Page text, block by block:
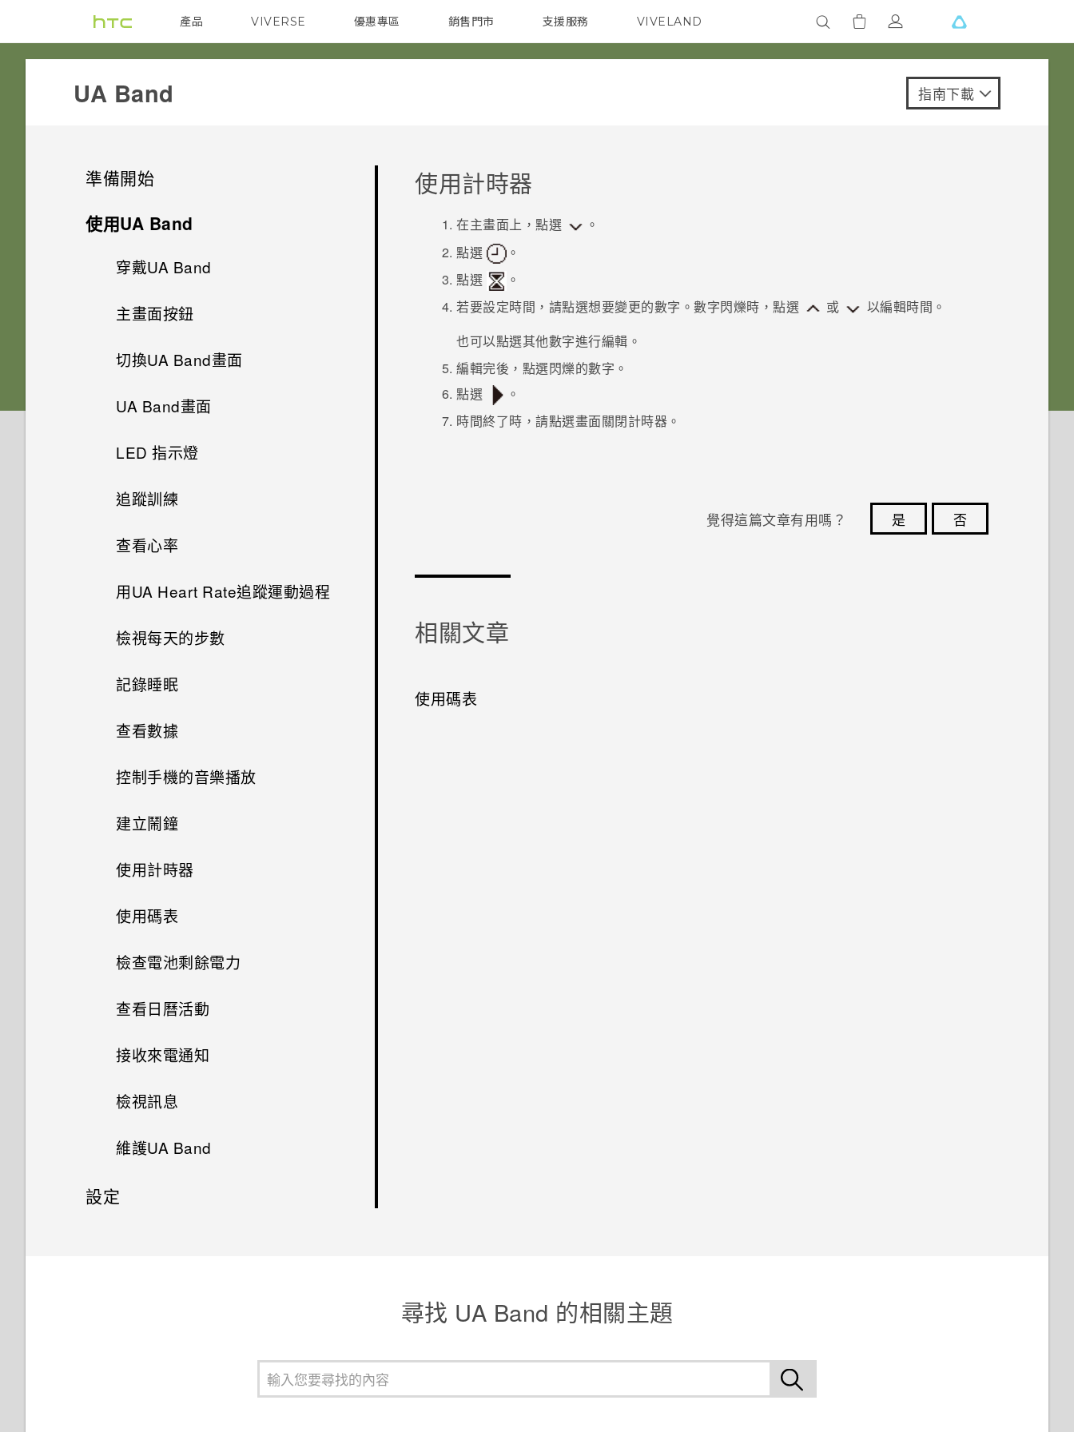
產品
VIVE G REIGNS 智慧型手機 配件
VIVERSE 優惠專區
焦點訊息 校園專案 企業採購
銷售門市
銷售通路 支援服務 VIVELAND
UA Band‎ 指南下載
準備開始
關於UA Band
為 UA Band 充電
開啟或關閉UA Band
更換UA Band的腕帶
UA Record應用程式
將UA Band與UA Record配對
使用UA Band
穿戴UA Band
主畫面按鈕
切換UA Band畫面
UA Band畫面
LED 指示燈
追蹤訓練
查看心率
用UA Heart Rate追蹤運動過程
檢視每天的步數
記錄睡眠
查看數據
控制手機的音樂播放
建立鬧鐘
使用計時器
使用碼表
檢查電池剩餘電力
查看日曆活動
接收來電通知
檢視訊息
維護UA Band
設定
在UA Band上管理通知
使用計時器
在主畫面上，點選
。
點選
。
點選
。
若要設定時間，請點選想要變更的數字。數字閃爍時，點選
或
以編輯時間。
也可以點選其他數字進行編輯。
編輯完後，點選閃爍的數字。
點選
。
時間終了時，請點選畫面關閉計時器。
覺得這篇文章有用嗎？ 是
否
相關文章
使用碼表
尋找 UA Band 的相關主題